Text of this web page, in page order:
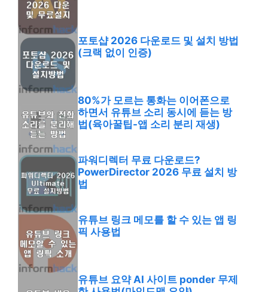
포토샵 2026 다운로드 및 설치 방법
(크랙 없이 인증)
80%가 모르는 통화는 이어폰으로
하면서 유튜브 소리 동시에 듣는 방
법(육아꿀팁-앱 소리 분리 재생)
파워디렉터 무료 다운로드?
PowerDirector 2026 무료 설치 방
법
유튜브 링크 메모를 할 수 있는 앱 링
픽 사용법
유튜브 요약 AI 사이트 ponder 무제